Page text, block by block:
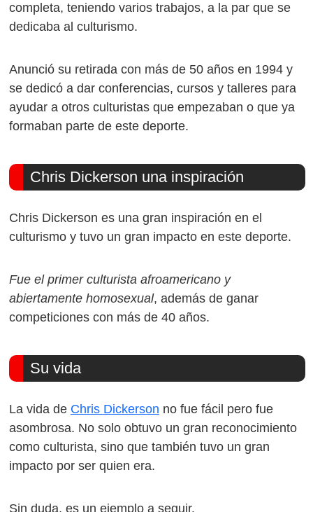
completa, teniendo varios trabajos, a la par que se
dedicaba al culturismo.
Anunció su retirada con más de 50 años en 1994 y
se dedicó a dar conferencias, cursos y talleres para
ayudar a otros culturistas que empezaban o que ya
formaban parte de este deporte.
Chris Dickerson una inspiración
Chris Dickerson es una gran inspiración en el
culturismo y tuvo un gran impacto en este deporte.
Fue el primer culturista afroamericano y
abiertamente homosexual, además de ganar
competiciones con más de 40 años.
Su vida
La vida de Chris Dickerson no fue fácil pero fue
asombrosa. No solo obtuvo un gran reconocimiento
como culturista, sino que también tuvo un gran
impacto por ser quien era.
Sin duda, es un ejemplo a seguir.